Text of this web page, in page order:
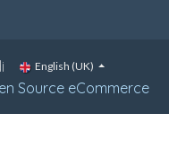
English (UK)
Source eCommerce